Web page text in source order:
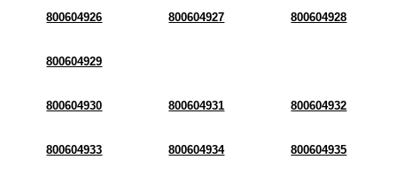
800604926 800604927 800604928
800604929
800604930 800604931 800604932
800604933 800604934 800604935